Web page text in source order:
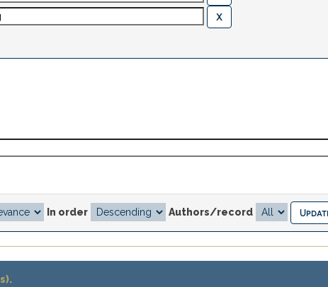
In order Authors/record